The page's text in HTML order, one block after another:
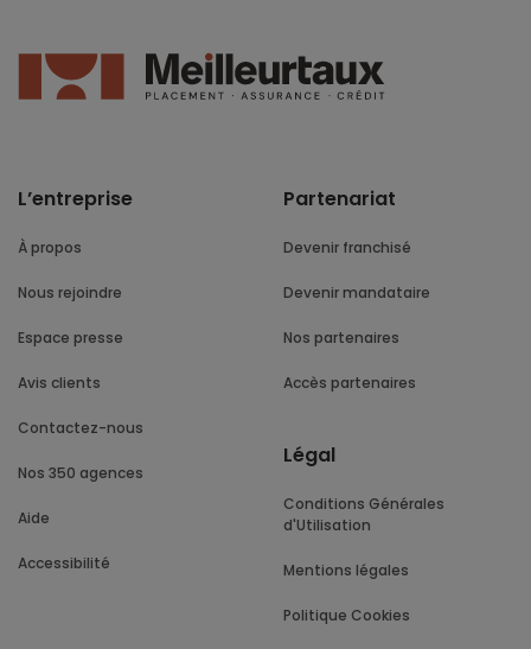
L’entreprise
À propos
Nous rejoindre
Espace presse
Avis clients
Contactez-nous
Nos 350 agences
Aide
Accessibilité
Partenariat
Devenir franchisé
Devenir mandataire
Nos partenaires
Accès partenaires
Légal
Conditions Générales
d'Utilisation
Mentions légales
Politique Cookies